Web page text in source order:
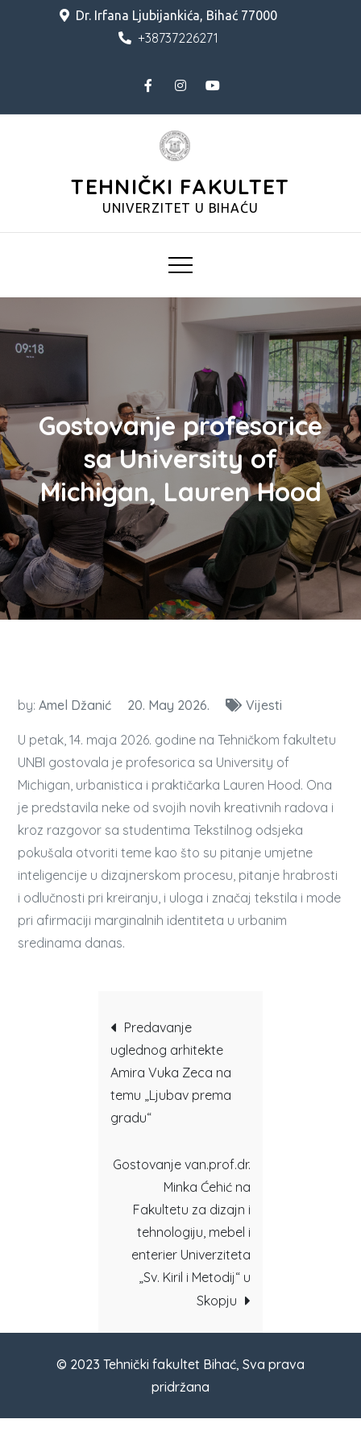
Dr. Irfana Ljubijankića, Bihać 77000
+38737226271
TEHNIČKI FAKULTET
UNIVERZITET U BIHAĆU
Gostovanje profesorice
sa University of
Michigan, Lauren Hood
by:Amel Džanić 20. May 2026. Vijesti
U petak, 14. maja 2026. godine na Tehničkom fakultetu
UNBI gostovala je profesorica sa University of
Michigan, urbanistica i praktičarka Lauren Hood. Ona
je predstavila neke od svojih novih kreativnih radova i
kroz razgovor sa studentima Tekstilnog odsjeka
pokušala otvoriti teme kao što su pitanje umjetne
inteligencije u dizajnerskom procesu, pitanje hrabrosti
i odlučnosti pri kreiranju, i uloga i značaj tekstila i mode
pri afirmaciji marginalnih identiteta u urbanim
sredinama danas.
Post
navigation
Predavanje
uglednog arhitekte
Amira Vuka Zeca na
temu „Ljubav prema
gradu“
Gostovanje van.prof.dr.
Minka Ćehić na
Fakultetu za dizajn i
tehnologiju, mebel i
enterier Univerziteta
„Sv. Kiril i Metodij“ u
Skopju
© 2023 Tehnički fakultet Bihać, Sva prava
pridržana